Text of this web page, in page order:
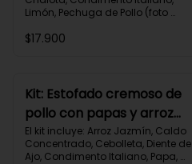
Limón, Pechuga de Pollo (foto
Cherry, Zucchini, Receta Impresa.
$17.900
Kit: Estofado cremoso de
pollo con papas y arroz
jazmín-127
El kit incluye: Arroz Jazmín, Caldo
Concentrado, Cebolleta, Diente de
Ajo, Condimento Italiano, Papa,